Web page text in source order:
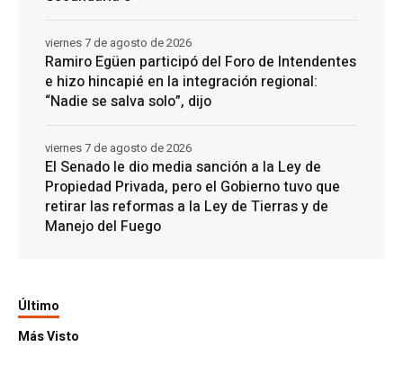
Ramiro Egüen participó del Foro de Intendentes
e hizo hincapié en la integración regional:
“Nadie se salva solo”, dijo
viernes 7 de agosto de 2026
El Senado le dio media sanción a la Ley de
Propiedad Privada, pero el Gobierno tuvo que
retirar las reformas a la Ley de Tierras y de
Manejo del Fuego
viernes 7 de agosto de 2026
Último
Más Visto